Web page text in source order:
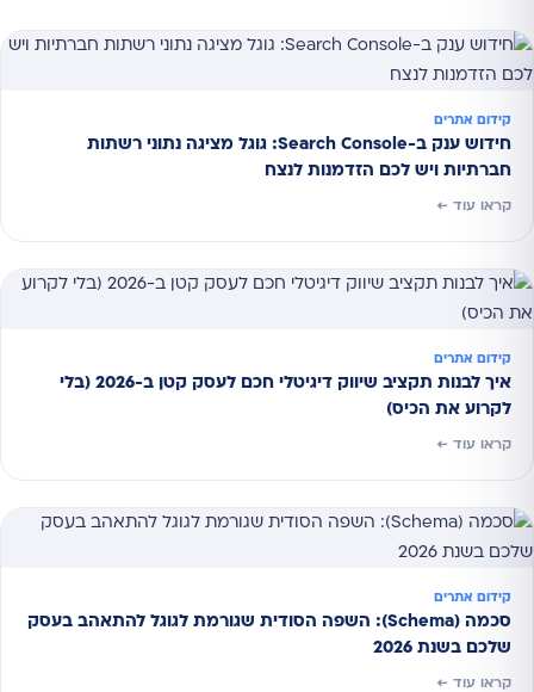
קידום אתרים
חידוש ענק ב-Search Console: גוגל מציגה נתוני רשתות
חברתיות ויש לכם הזדמנות לנצח
קראו עוד ←
קידום אתרים
איך לבנות תקציב שיווק דיגיטלי חכם לעסק קטן ב-2026 (בלי
לקרוע את הכיס)
קראו עוד ←
קידום אתרים
סכמה (Schema): השפה הסודית שגורמת לגוגל להתאהב בעסק
שלכם בשנת 2026
קראו עוד ←